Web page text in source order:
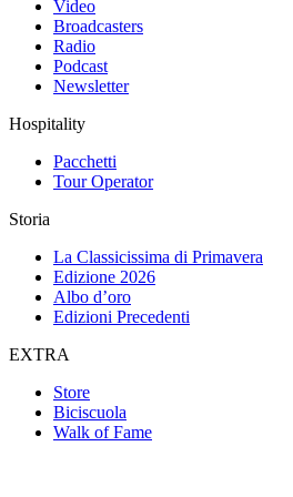
Video
Broadcasters
Radio
Podcast
Newsletter
Hospitality
Pacchetti
Tour Operator
Storia
La Classicissima di Primavera
Edizione 2026
Albo d’oro
Edizioni Precedenti
EXTRA
Store
Biciscuola
Walk of Fame